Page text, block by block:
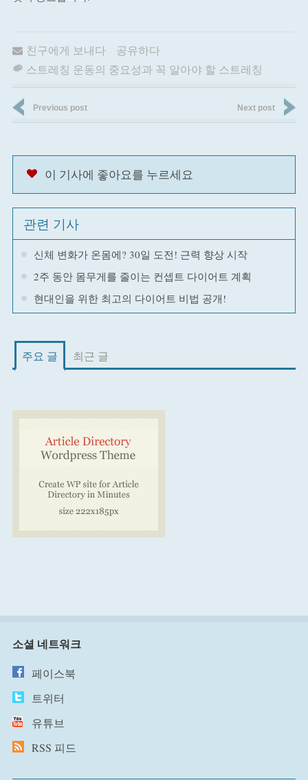
친구에게 보내다
공유하다
스트레칭 운동의 중요성과 꼭 알아야 할 스트레칭
Previous post Next post
이 기사에 좋아요를 누르세요
관련 기사
신체 변화가 온몸에? 30일 도전! 근력 향상 시작
2주 동안 몸무게를 줄이는 컨셉트 다이어트 계획
현대인을 위한 최고의 다이어트 비법 공개!
주요 글 최근 글
소셜 네트워크
페이스북
트위터
유튜브
RSS 피드